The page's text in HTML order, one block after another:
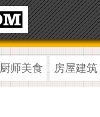
厨师美食 房屋建筑